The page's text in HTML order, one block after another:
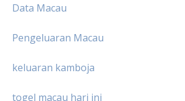
Data Macau
Pengeluaran Macau
keluaran kamboja
togel macau hari ini